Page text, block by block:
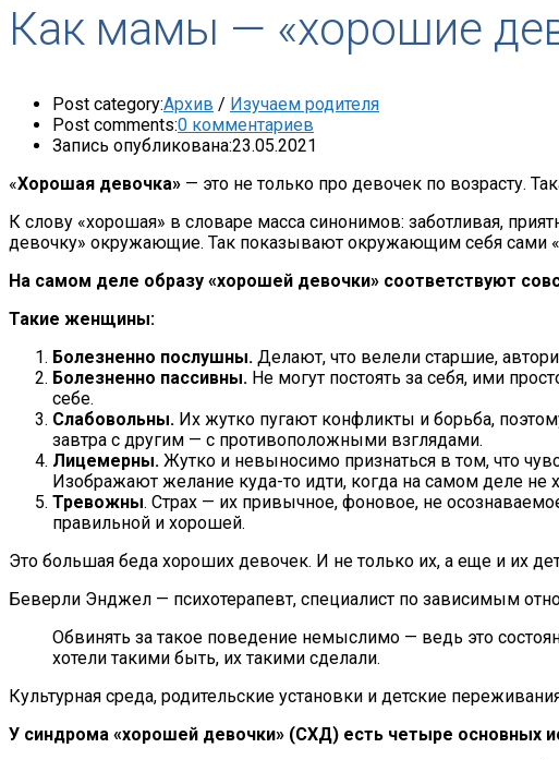
Как мамы — «хорошие
Post category:Архив / Изучаем родителя
Post comments:0 комментариев
Запись опубликована:23.05.2021
«Хорошая девочка» — это не только про девочек по возрасту.
К слову «хорошая» в словаре масса синонимов: заботливая,
девочку» окружающие. Так показывают окружающим себя сами
На самом деле образу «хорошей девочки» соответствуют
Такие женщины:
Болезненно послушны. Делают, что велели старшие,
Болезненно пассивны. Не могут постоять за себя, ими
себе.
Слабовольны. Их жутко пугают конфликты и борьба,
завтра с другим — с противоположными взглядами.
Лицемерны. Жутко и невыносимо признаться в том, что
Изображают желание куда-то идти, когда на самом деле не
Тревожны. Страх — их привычное, фоновое, не
правильной и хорошей.
Это большая беда хороших девочек. И не только их, а еще и их
Беверли Энджел — психотерапевт, специалист по зависимым
Обвинять за такое поведение немыслимо — ведь это
хотели такими быть, их такими сделали.
Культурная среда, родительские установки и детские
У синдрома «хорошей девочки» (СХД) есть четыре основных